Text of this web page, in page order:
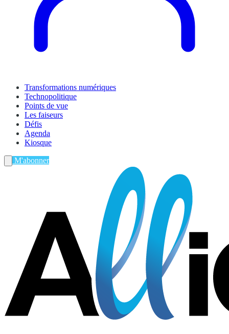
Transformations numériques
Technopolitique
Points de vue
Les faiseurs
Défis
Agenda
Kiosque
M'abonner